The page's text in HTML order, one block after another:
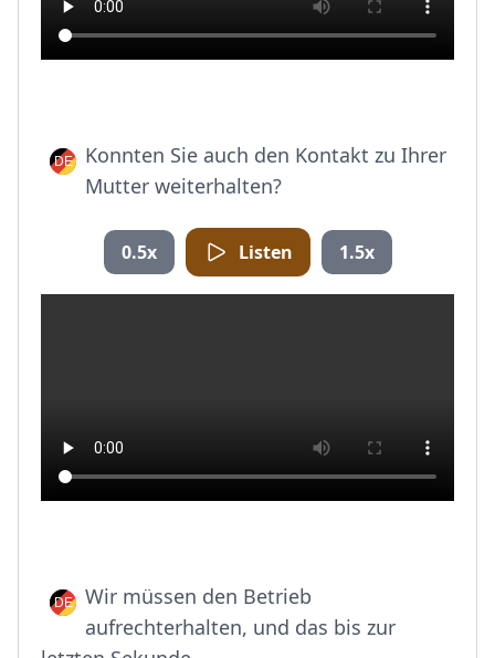
Konnten Sie auch den Kontakt zu Ihrer
Mutter weiterhalten?
0.5x Listen 1.5x
Wir müssen den Betrieb
aufrechterhalten, und das bis zur